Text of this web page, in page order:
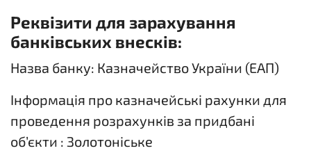
Реквізити для зарахування
банківських внесків:
Назва банку: Казначейство України (ЕАП)
Інформація про казначейські рахунки для
проведення розрахунків за придбані
об’єкти : Золотоніське